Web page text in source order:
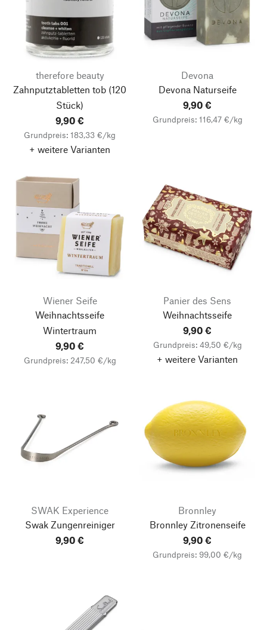
therefore beauty
Zahnputztabletten tob (120
Stück)
9,90 €
Grundpreis: 183,33 €/kg
+ weitere Varianten
Devona
Devona Naturseife
9,90 €
Grundpreis: 116,47 €/kg
Wiener Seife
Weihnachtsseife
Wintertraum
9,90 €
Grundpreis: 247,50 €/kg
Panier des Sens
Weihnachtsseife
9,90 €
Grundpreis: 49,50 €/kg
+ weitere Varianten
SWAK Experience
Swak Zungenreiniger
9,90 €
Bronnley
Bronnley Zitronenseife
9,90 €
Grundpreis: 99,00 €/kg